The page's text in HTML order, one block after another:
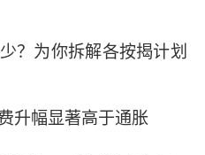
？为你拆解各按揭计划
升幅显著高于通胀